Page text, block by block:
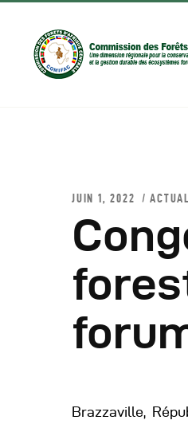
JUIN 1, 2022
Brazzaville,